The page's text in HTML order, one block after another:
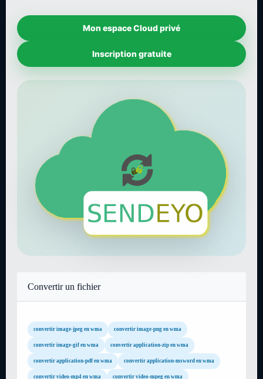
Mon espace Cloud privé
Inscription gratuite
Convertir un fichier
convertir image-jpeg en wma convertir image-png en wma
convertir image-gif en wma convertir application-zip en wma
convertir application-pdf en wma convertir application-msword en wma
convertir video-mp4 en wma convertir video-mpeg en wma